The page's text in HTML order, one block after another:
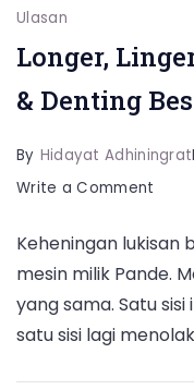
Ulasan
Longer,
& Denting
By Hidayat Adhiningrat
Write a Comment
&
Keheningan lukisan
mesin milik Pande.
yang sama. Satu
satu sisi lagi